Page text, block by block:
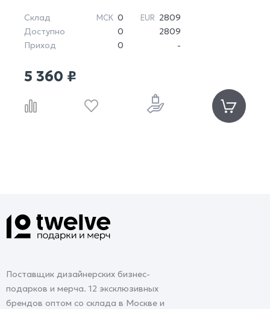
Склад МСК 0 EUR 2809
Доступно
0
2809
Приход
0 -
5 360 ₽
Поставщик дизайнерских бизнес-
подарков и мерча. 12 эксклюзивных
брендов оптом со склада в Москве и